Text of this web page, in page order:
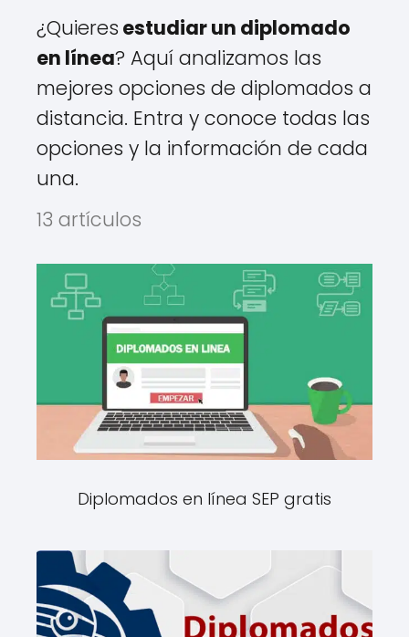
¿Quieres estudiar un diplomado
en línea? Aquí analizamos las
mejores opciones de diplomados a
distancia. Entra y conoce todas las
opciones y la información de cada
una.
13 artículos
Diplomados en línea SEP gratis